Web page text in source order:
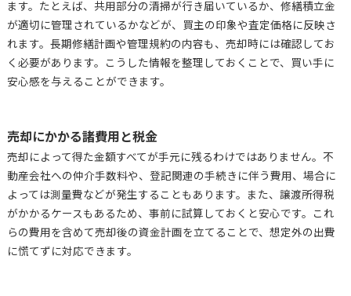
ます。たとえば、共用部分の清掃が行き届いているか、修繕積立金
が適切に管理されているかなどが、買主の印象や査定価格に反映さ
れます。長期修繕計画や管理規約の内容も、売却時には確認してお
く必要があります。こうした情報を整理しておくことで、買い手に
安心感を与えることができます。
売却にかかる諸費用と税金
売却によって得た金額すべてが手元に残るわけではありません。不
動産会社への仲介手数料や、登記関連の手続きに伴う費用、場合に
よっては測量費などが発生することもあります。また、譲渡所得税
がかかるケースもあるため、事前に試算しておくと安心です。これ
らの費用を含めて売却後の資金計画を立てることで、想定外の出費
に慌てずに対応できます。